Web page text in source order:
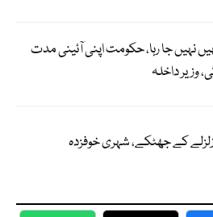
نہیں جا رہا، حکومت اپنی آئینی مدت
داخلہ
کے جھٹکے، شہری خوفزدہ